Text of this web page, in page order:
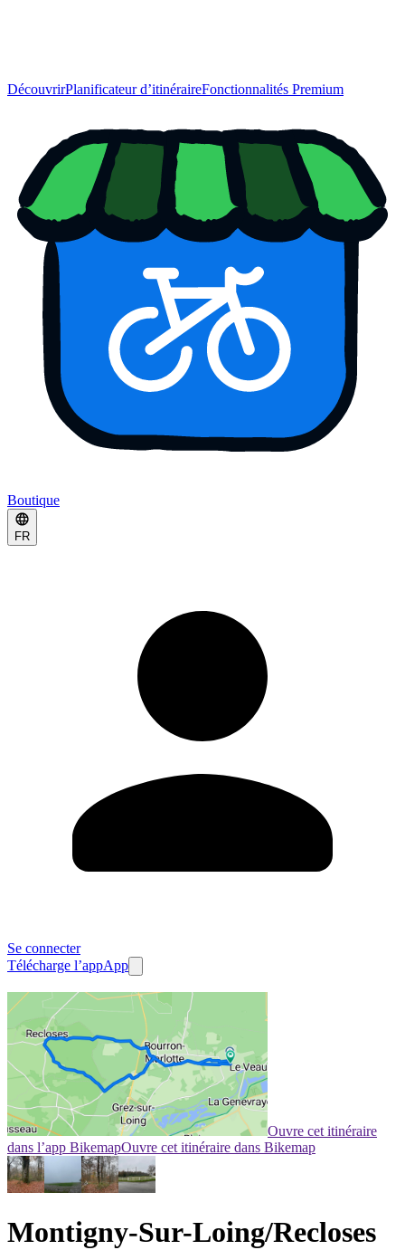
DécouvrirPlanificateur d’itinéraireFonctionnalités Premium
Boutique
FR
Se connecter
Télécharge l’appApp
Ouvre cet itinéraire
dans l’app BikemapOuvre cet itinéraire dans Bikemap
Montigny-Sur-Loing/Recloses